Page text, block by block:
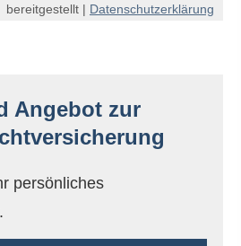
bereitgestellt | Datenschutzerklärung
Angebot zur
persönliches